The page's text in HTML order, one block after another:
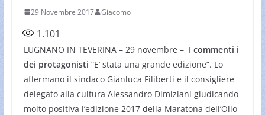
29 Novembre 2017 Giacomo
1.101
LUGNANO IN TEVERINA – 29 novembre – I commenti i
dei protagonisti “E’ stata una grande edizione”. Lo
affermano il sindaco Gianluca Filiberti e il consigliere
delegato alla cultura Alessandro Dimiziani giudicando
molto positiva l’edizione 2017 della Maratona dell’Olio